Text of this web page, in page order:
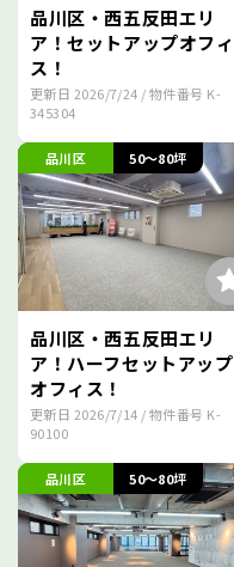
品川区・西五反田エリ
ア！セットアップオフィ
ス！
更新日 2026/7/24 / 物件番号 K-
345304
品川区 50～80坪
品川区・西五反田エリ
ア！ハーフセットアップ
オフィス！
更新日 2026/7/14 / 物件番号 K-
90100
品川区 50～80坪